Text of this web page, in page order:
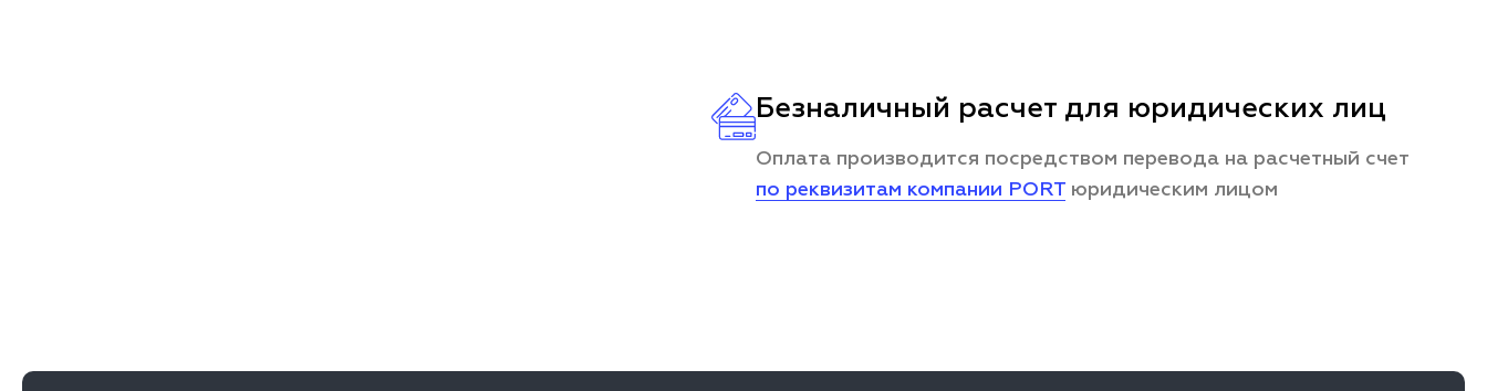
Безналичный расчет для юридических лиц
Оплата производится посредством перевода на расчетный счет
по реквизитам компании PORTюридическим лицом